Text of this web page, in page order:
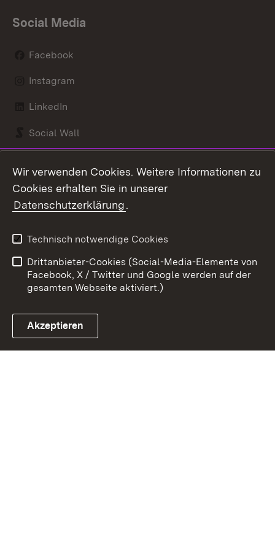
Social Media
Facebook
Instagram
LinkedIn
Social Wall
Link zum Landesportal
Kontakt
Barrierefreiheit
Impressum
Cookies
Wir verwenden Cookies. Weitere Informationen zu
Cookies erhalten Sie in unserer
Datenschutzerklärung.
Technisch notwendige Cookies
Drittanbieter-Cookies (Social-Media-Elemente von
Facebook, X / Twitter und Google werden auf der
gesamten Webseite aktiviert.)
Akzeptieren